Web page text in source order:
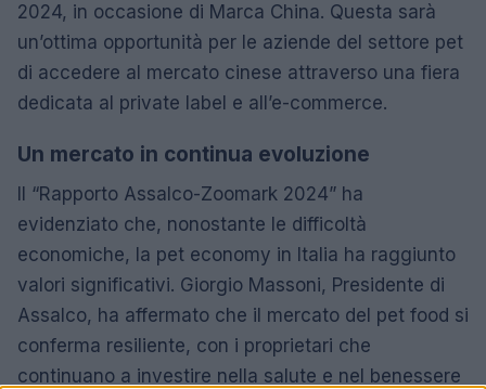
2024, in occasione di Marca China. Questa sarà
un’ottima opportunità per le aziende del settore pet
di accedere al mercato cinese attraverso una fiera
dedicata al private label e all’e-commerce.
Un mercato in continua evoluzione
Il “Rapporto Assalco-Zoomark 2024” ha
evidenziato che, nonostante le difficoltà
economiche, la pet economy in Italia ha raggiunto
valori significativi. Giorgio Massoni, Presidente di
Assalco, ha affermato che il mercato del pet food si
conferma resiliente, con i proprietari che
continuano a investire nella salute e nel benessere